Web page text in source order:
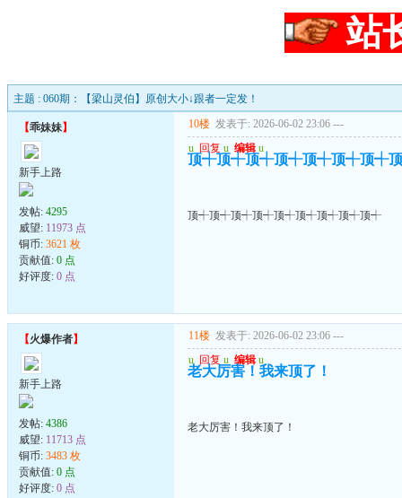
站
主题 : 060期：【梁山灵伯】原创大小↓跟者一定发！
【乖妹妹】
新手上路
发帖: 4295
威望: 11973 点
铜币: 3621 枚
贡献值: 0 点
好评度: 0 点
10楼 发表于: 2026-06-02 23:06 ---
u 回复 u 编辑 u
顶┽顶┽顶┽顶┽顶┽顶┽顶┽
顶┽顶┽顶┽顶┽顶┽顶┽顶┽顶┽顶┽
【火爆作者】
新手上路
发帖: 4386
威望: 11713 点
铜币: 3483 枚
贡献值: 0 点
好评度: 0 点
11楼 发表于: 2026-06-02 23:06 ---
u 回复 u 编辑 u
老大厉害！我来顶了！
老大厉害！我来顶了！